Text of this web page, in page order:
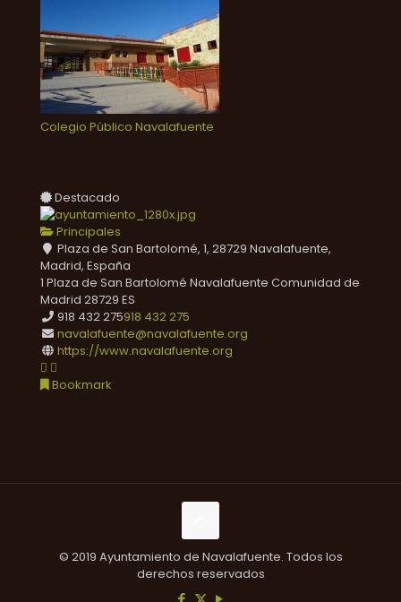
Colegio Público Navalafuente
Destacado
Principales
Plaza de San Bartolomé, 1, 28729 Navalafuente,
Madrid, España
1 Plaza de San Bartolomé Navalafuente Comunidad de
Madrid 28729 ES
918 432 275918 432 275
navalafuente@navalafuente.org
https://www.navalafuente.org
Bookmark
© 2019 Ayuntamiento de Navalafuente. Todos los
derechos reservados